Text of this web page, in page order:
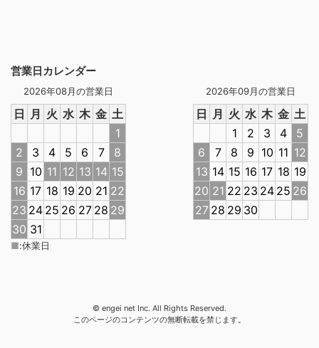
営業日カレンダー
2026年08月の営業日
日 月 火 水 木 金 土
1
2
3 4 5 6 7
8
9 10 11 12 13 14 15
16 17 18 19 20 21 22
23 24 25 26 27 28 29
30 31
2026年09月の営業日
日 月 火 水 木 金 土
1
2 3 4
5
6
7 8 9 10 11 12
13 14 15 16 17 18 19
20 21 22 23 24 25 26
27 28 29 30
■:休業日
© engei net Inc. All Rights Reserved.
このページのコンテンツの無断転載を禁じます。